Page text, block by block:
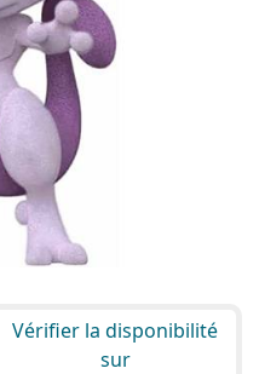
Vérifier la disponibilité
sur